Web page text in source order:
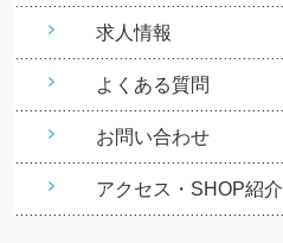
求人情報
よくある質問
お問い合わせ
アクセス・SHOP紹介